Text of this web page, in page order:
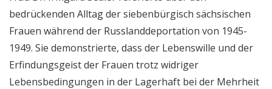
bedrückenden Alltag der siebenbürgisch sächsischen
Frauen während der Russlanddeportation von 1945-
1949. Sie demonstrierte, dass der Lebenswille und der
Erfindungsgeist der Frauen trotz widriger
Lebensbedingungen in der Lagerhaft bei der Mehrheit